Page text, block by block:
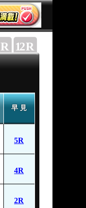
R 12R
早 見
5R
4R
2R